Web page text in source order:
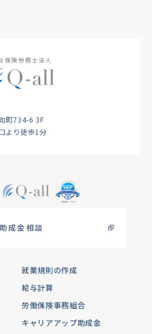
保険労務士法人
町734-6 3F
より徒歩1分
助成金相談
就業規則の作成
給与計算
労働保険事務組合
キャリアアップ助成金